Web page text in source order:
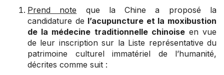
Prend note que la Chine a proposé la
candidature de l’acupuncture et la moxibustion
de la médecine traditionnelle chinoiseen vue
de leur inscription sur la Liste représentative du
patrimoine culturel immatériel de l’humanité,
décrites comme suit :